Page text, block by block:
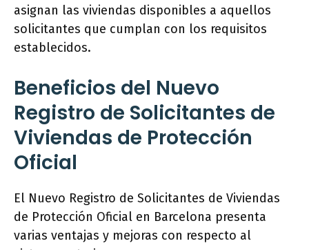
asignan las viviendas disponibles a aquellos
solicitantes que cumplan con los requisitos
establecidos.
Beneficios del Nuevo
Registro de Solicitantes de
Viviendas de Protección
Oficial
El Nuevo Registro de Solicitantes de Viviendas
de Protección Oficial en Barcelona presenta
varias ventajas y mejoras con respecto al